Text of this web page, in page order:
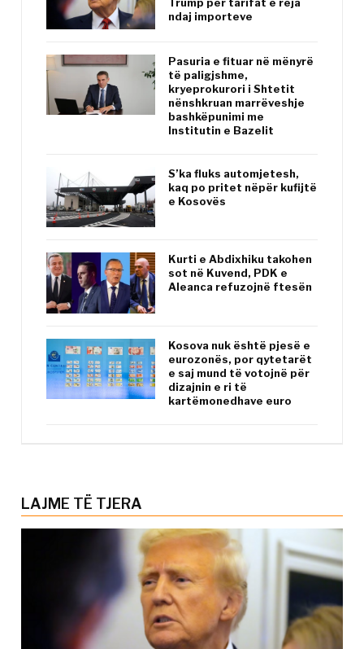
Trump për tarifat e reja
ndaj importeve
Pasuria e fituar në mënyrë
të paligjshme,
kryeprokurori i Shtetit
nënshkruan marrëveshje
bashkëpunimi me
Institutin e Bazelit
S’ka fluks automjetesh,
kaq po pritet nëpër kufijtë
e Kosovës
Kurti e Abdixhiku takohen
sot në Kuvend, PDK e
Aleanca refuzojnë ftesën
Kosova nuk është pjesë e
eurozonës, por qytetarët
e saj mund të votojnë për
dizajnin e ri të
kartëmonedhave euro
LAJME TË TJERA